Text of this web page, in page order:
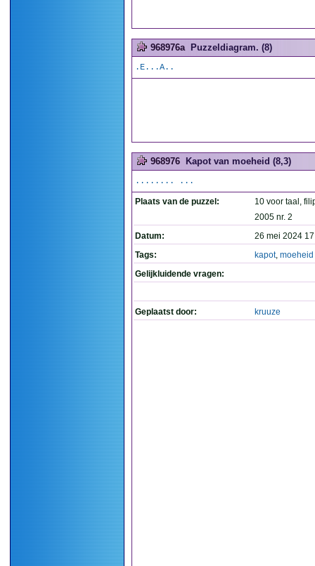
968976a Puzzeldiagram. (8)
.E...A..
968976 Kapot van moeheid (8,3)
........ ...
Plaats van de puzzel:
10 voor taal,
2005 nr. 2
Datum:
26 mei 2024
Tags:
kapot, moeheid
Gelijkluidende vragen:
Geplaatst door: kruuze